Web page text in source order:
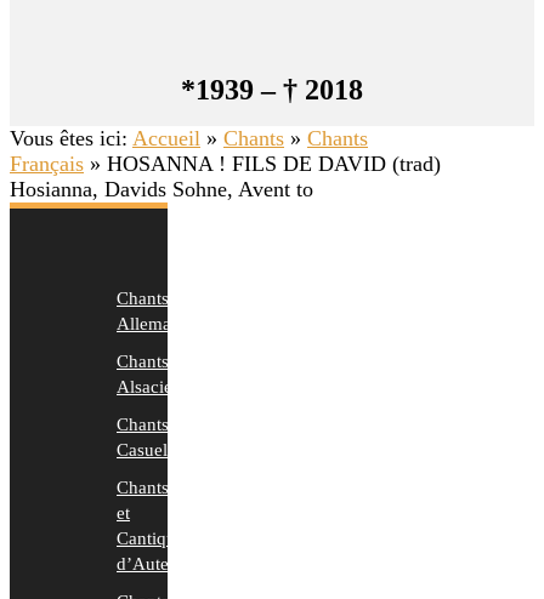
*1939 – † 2018
Vous êtes ici: Accueil » Chants » Chants
Français » HOSANNA ! FILS DE DAVID (trad)
Hosianna, Davids Sohne, Avent to
Chants
Allemands
Chants
Alsaciens
Chants
Casuels
Chants
et
Cantiques
d’Auteurs